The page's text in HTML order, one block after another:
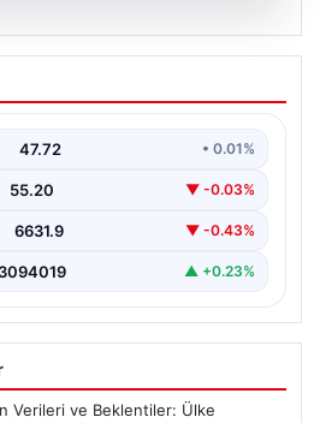
Düşürdüğü Telefonla
Ehliyetsiz Sürücüye
plakasız bir motosikletin
47.72 • 0.01%
55.20 ▼ -0.03%
6631.9 ▼ -0.43%
3094019 ▲ +0.23%
Verileri ve Beklentiler: Ülke